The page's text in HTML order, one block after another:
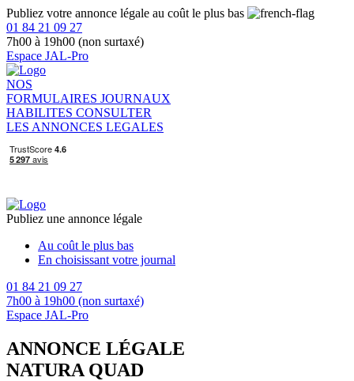
Publiez votre annonce légale au coût le plus bas
01 84 21 09 27
7h00 à 19h00 (non surtaxé)
Espace JAL-Pro
NOS
FORMULAIRES JOURNAUX
HABILITES CONSULTER
LES ANNONCES LEGALES
Publiez une annonce légale
Au coût le plus bas
En choisissant votre journal
01 84 21 09 27
7h00 à 19h00 (non surtaxé)
Espace JAL-Pro
ANNONCE LÉGALE
NATURA QUAD